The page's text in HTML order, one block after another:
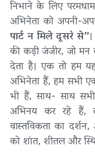
निभाने के लिए
अभिनेता को अपनी-
पार्ट न मिले दूसरे से”
की कड़ी जंजीर, जो मन
देता है। एक तो हम
अभिनेता हैं, हम सभी
भी हैं, साथ- साथ
अभिनय कर रहे हैं,
वास्तविकता का
को शांत, शीतल और